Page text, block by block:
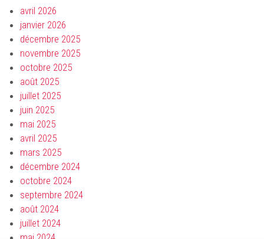
avril 2026
janvier 2026
décembre 2025
novembre 2025
octobre 2025
août 2025
juillet 2025
juin 2025
mai 2025
avril 2025
mars 2025
décembre 2024
octobre 2024
septembre 2024
août 2024
juillet 2024